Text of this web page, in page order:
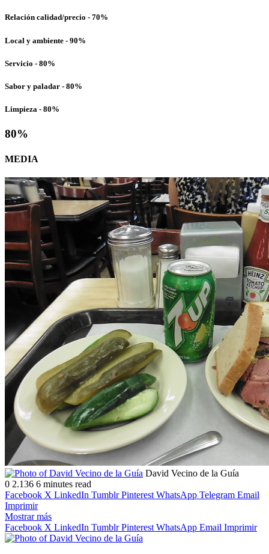
Relación calidad/precio - 70%
Local y ambiente - 90%
Servicio - 80%
Sabor y paladar - 80%
Limpieza - 80%
80%
MEDIA
David Vecino de la Guía
X
email
0 2.136 6 minutes read
Facebook X LinkedIn Tumblr Pinterest WhatsApp Telegram Email
Imprimir
Mostrar más
Facebook X LinkedIn Tumblr Pinterest WhatsApp Email Imprimir